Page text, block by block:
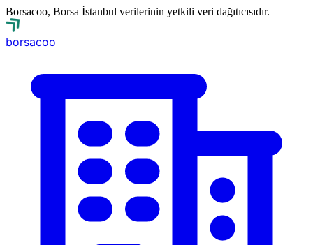
Borsacoo, Borsa İstanbul verilerinin yetkili veri dağıtıcısıdır.
borsacoo